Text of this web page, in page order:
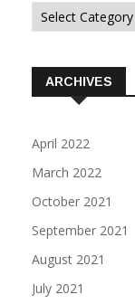
Categorii
ARCHIVES
April 2022
March 2022
October 2021
September 2021
August 2021
July 2021